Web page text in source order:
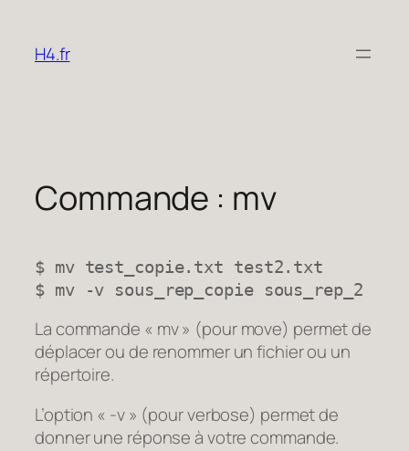
contenu
H4.fr
Commande : mv
$ mv test_copie.txt test2.txt
$ mv -v sous_rep_copie sous_rep_2
La commande « mv » (pourmove) permet de
déplacer ou de renommer un fichier ou un
répertoire.
L’option « -v » (pourverbose) permet de
donner une réponse à votre commande.